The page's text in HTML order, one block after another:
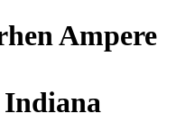
Ampere